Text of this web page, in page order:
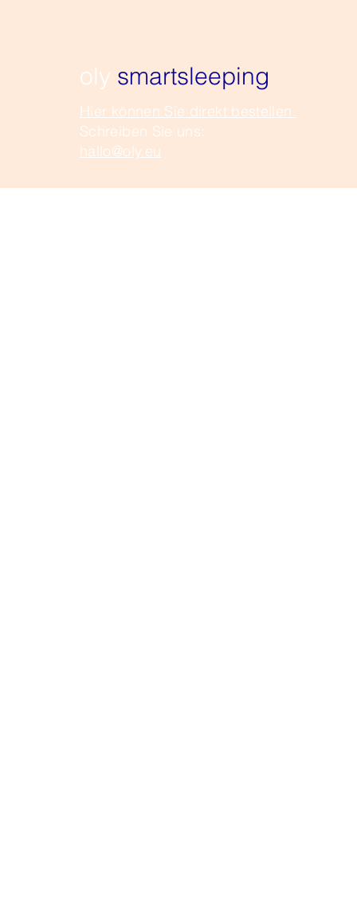
oly smartsleeping
Hier können Sie direkt bestellen.
Schreiben Sie uns:
hallo@oly.eu